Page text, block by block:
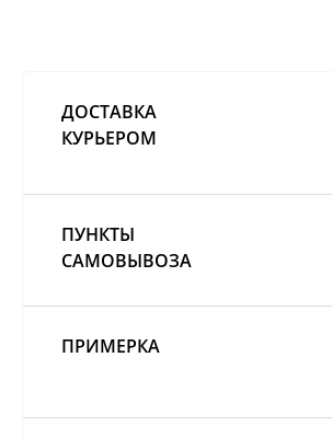
ДОСТАВКА
КУРЬЕРОМ
ПУНКТЫ
САМОВЫВОЗА
ПРИМЕРКА